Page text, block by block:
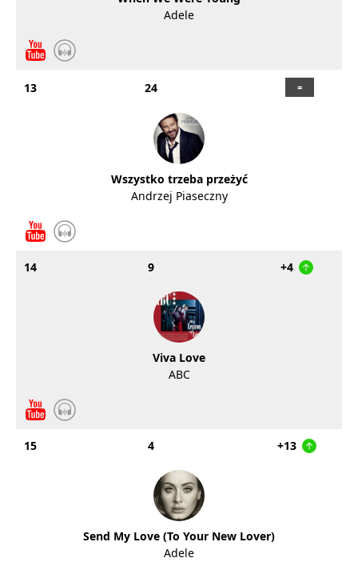
Adele
13 24
Wszystko trzeba przeżyć
Andrzej Piaseczny
14 9 +4
Viva Love
ABC
15 4 +13
Send My Love (To Your New Lover)
Adele